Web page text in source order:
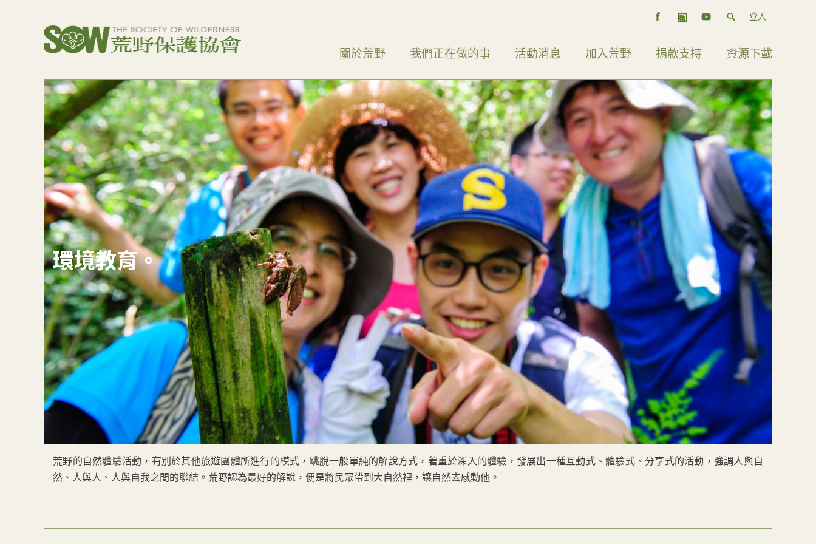
登入
關於荒野 我們正在做的事 活動消息 加入荒野 捐款支持 資源下載
環境教育。
荒野的自然體驗活動，有別於其他旅遊團體所進行的模式，跳脫一般單純的解說方式，著重於深入的體驗，發展出一種互動式、體驗式、分享式的活動，強調人與自
然、人與人、人與自我之間的聯結。荒野認為最好的解說，便是將民眾帶到大自然裡，讓自然去感動他。